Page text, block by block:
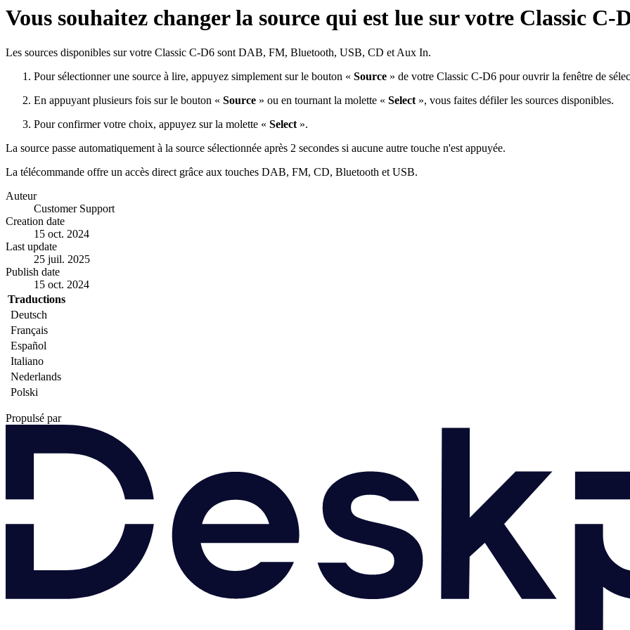
Vous souhaitez changer la source qui est lue sur votre Classic C-
Les sources disponibles sur votre Classic C-D6 sont DAB, FM, Bluetooth, USB, CD et Aux In.
Pour sélectionner une source à lire, appuyez simplement sur le bouton « Source » de votre Classic C-D6 pour ouvrir la fenêtre de
En appuyant plusieurs fois sur le bouton « Source » ou en tournant la molette « Select », vous faites défiler les sources disponibles.
Pour confirmer votre choix, appuyez sur la molette « Select ».
La source passe automatiquement à la source sélectionnée après 2 secondes si aucune autre touche n'est appuyée.
La télécommande offre un accès direct grâce aux touches DAB, FM, CD, Bluetooth et USB.
Auteur
Customer Support
Creation date
15 oct. 2024
Last update
25 juil. 2025
Publish date
15 oct. 2024
Traductions
Deutsch
Français
Español
Italiano
Nederlands
Polski
Propulsé par